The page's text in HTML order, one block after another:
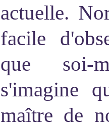
actuelle.
facile
que soi-
s'imagine
maître de